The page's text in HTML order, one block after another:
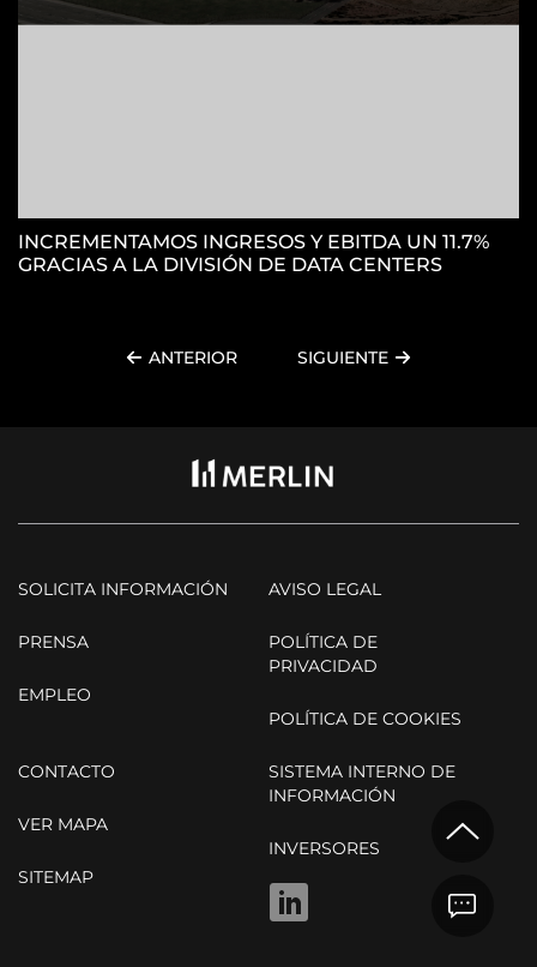
INCREMENTAMOS INGRESOS Y EBITDA UN 11.7%
GRACIAS A LA DIVISIÓN DE DATA CENTERS
ANTERIOR SIGUIENTE
SOLICITA INFORMACIÓN
PRENSA
EMPLEO
AVISO LEGAL
POLÍTICA DE
PRIVACIDAD
POLÍTICA DE COOKIES
CONTACTO
VER MAPA
SITEMAP
SISTEMA INTERNO DE
INFORMACIÓN
INVERSORES
LINKEDIN